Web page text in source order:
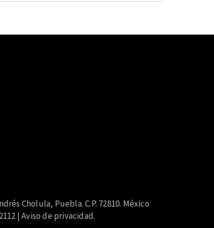
Cholula, Puebla. C.P. 72810. México
|Aviso de privacidad.